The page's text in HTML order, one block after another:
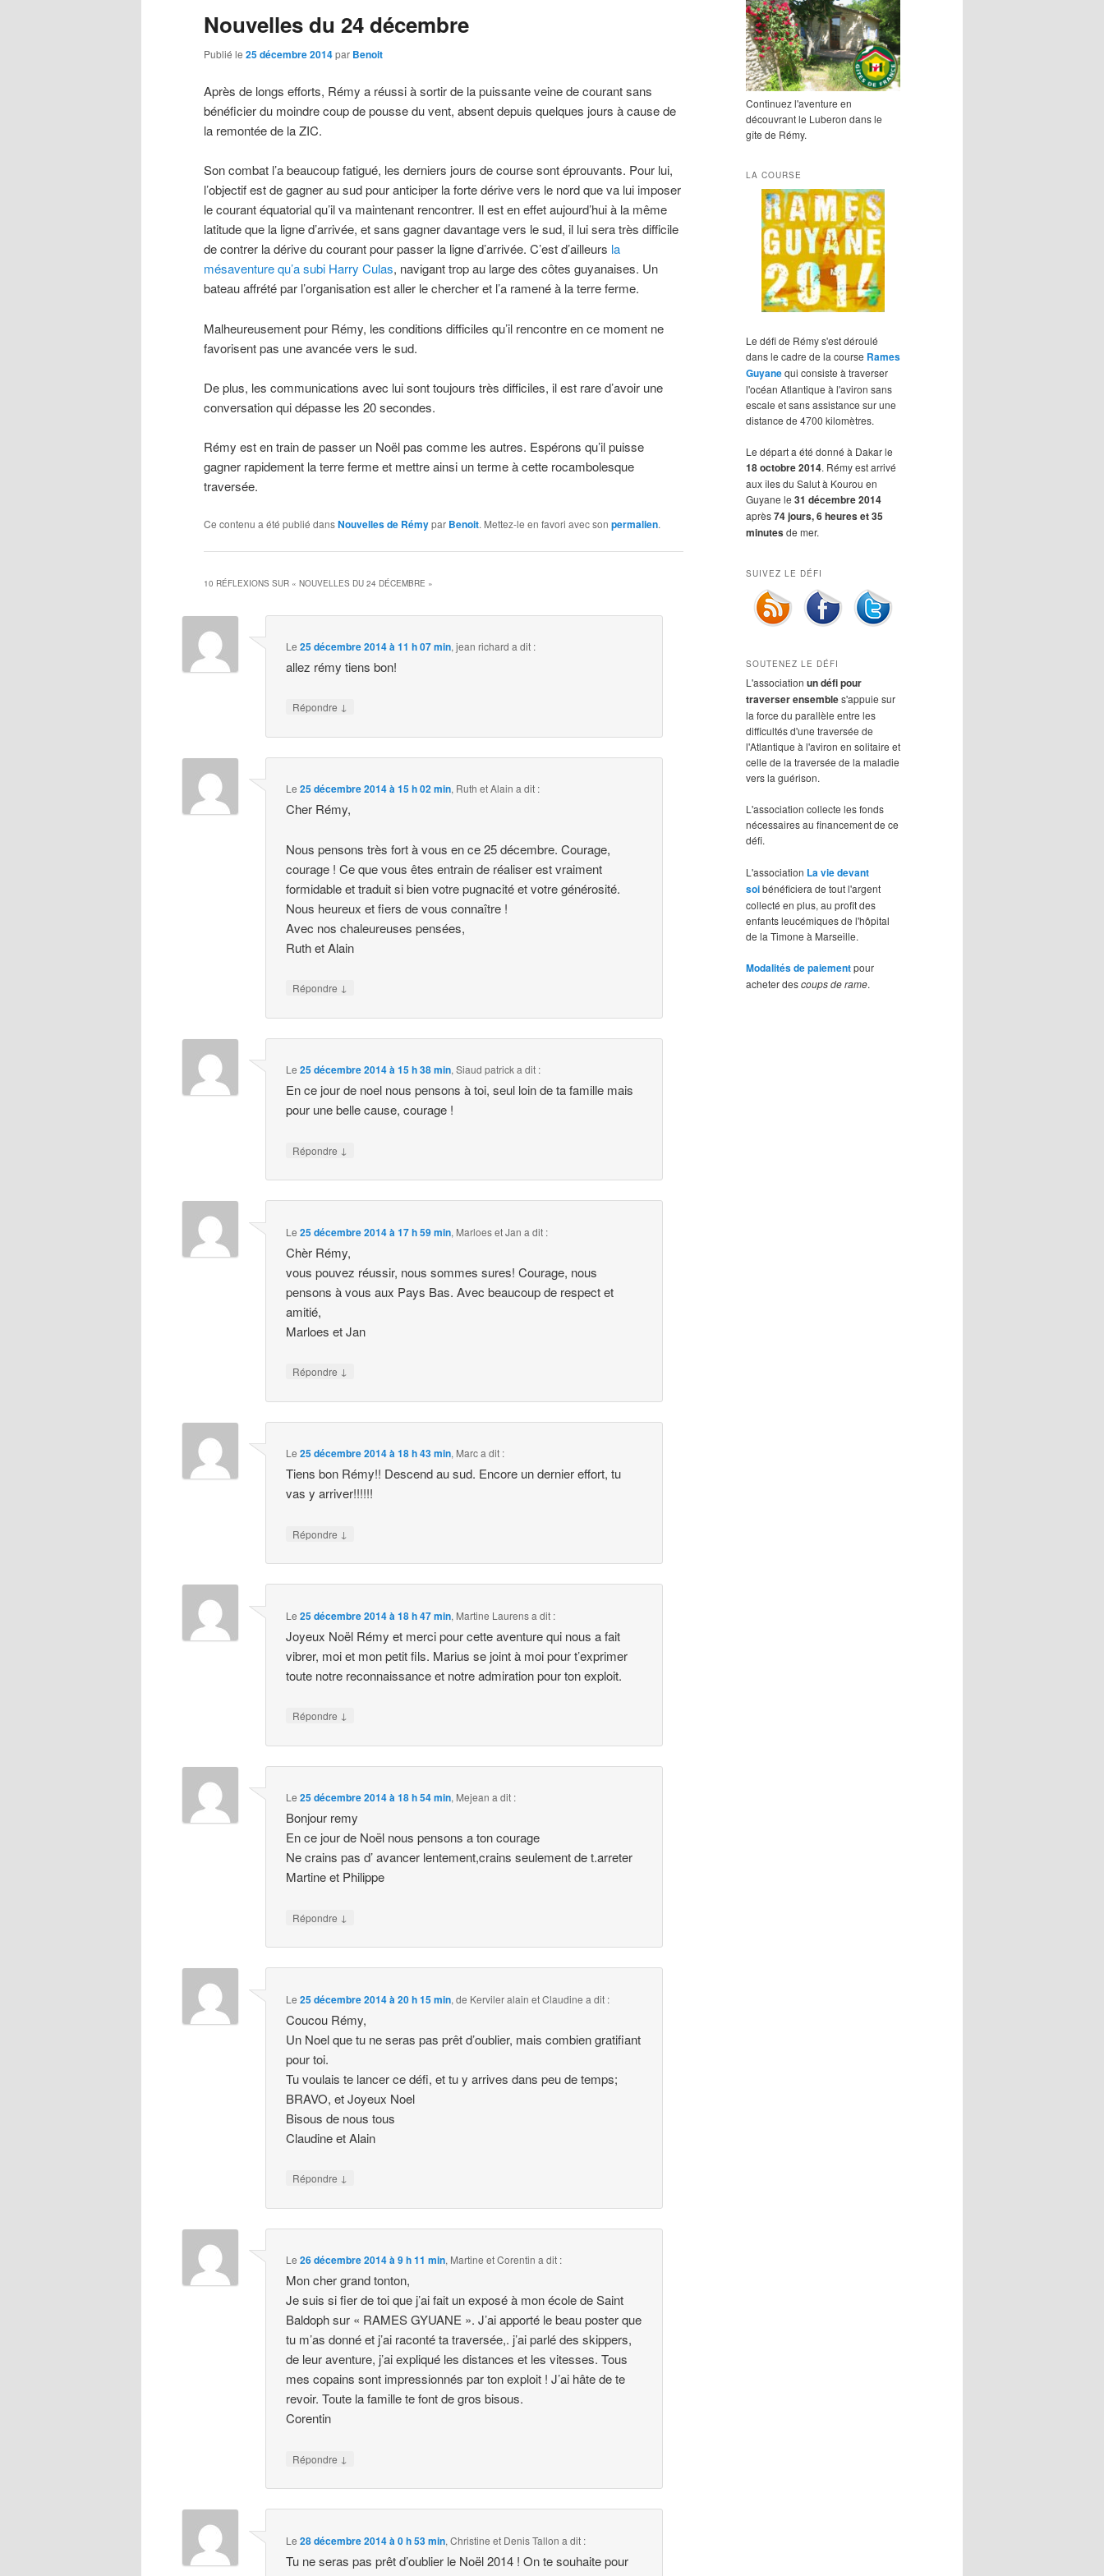
principal
secondaire
Nouvelles du 24 décembre
Publié le 25 décembre 2014par Benoit
Après de longs efforts, Rémy a réussi à sortir de la puissante veine de courant sans
bénéficier du moindre coup de pousse du vent, absent depuis quelques jours à cause de
la remontée de la ZIC.
Son combat l’a beaucoup fatigué, les derniers jours de course sont éprouvants. Pour lui,
l’objectif est de gagner au sud pour anticiper la forte dérive vers le nord que va lui imposer
le courant équatorial qu’il va maintenant rencontrer. Il est en effet aujourd’hui à la même
latitude que la ligne d’arrivée, et sans gagner davantage vers le sud, il lui sera très difficile
de contrer la dérive du courant pour passer la ligne d’arrivée. C’est d’ailleurs la
mésaventure qu’a subi Harry Culas, navigant trop au large des côtes guyanaises. Un
bateau affrété par l’organisation est aller le chercher et l’a ramené à la terre ferme.
Malheureusement pour Rémy, les conditions difficiles qu’il rencontre en ce moment ne
favorisent pas une avancée vers le sud.
De plus, les communications avec lui sont toujours très difficiles, il est rare d’avoir une
conversation qui dépasse les 20 secondes.
Rémy est en train de passer un Noël pas comme les autres. Espérons qu’il puisse
gagner rapidement la terre ferme et mettre ainsi un terme à cette rocambolesque
traversée.
Ce contenu a été publié dansNouvelles de Rémypar Benoit. Mettez-le en favori avec son permalien.
10 RÉFLEXIONS SUR « NOUVELLES DU 24 DÉCEMBRE »
Le25 décembre 2014 à 11 h 07 min,jean richard a dit :
allez rémy tiens bon!
Répondre ↓
Le25 décembre 2014 à 15 h 02 min, Ruth et Alain a dit :
Cher Rémy,
Nous pensons très fort à vous en ce 25 décembre. Courage,
courage ! Ce que vous êtes entrain de réaliser est vraiment
formidable et traduit si bien votre pugnacité et votre générosité.
Nous heureux et fiers de vous connaître !
Avec nos chaleureuses pensées,
Ruth et Alain
Répondre ↓
Le25 décembre 2014 à 15 h 38 min,Siaud patricka dit :
En ce jour de noel nous pensons à toi, seul loin de ta famille mais
pour une belle cause, courage !
Répondre ↓
Le25 décembre 2014 à 17 h 59 min, Marloes et Jan a dit :
Chèr Rémy,
vous pouvez réussir, nous sommes sures! Courage, nous
pensons à vous aux Pays Bas. Avec beaucoup de respect et
amitié,
Marloes et Jan
Répondre ↓
Le25 décembre 2014 à 18 h 43 min, Marca dit :
Tiens bon Rémy!! Descend au sud. Encore un dernier effort, tu
vas y arriver!!!!!!
Répondre ↓
Le25 décembre 2014 à 18 h 47 min, Martine Laurensa dit :
Joyeux Noël Rémy et merci pour cette aventure qui nous a fait
vibrer, moi et mon petit fils. Marius se joint à moi pour t’exprimer
toute notre reconnaissance et notre admiration pour ton exploit.
Répondre ↓
Le25 décembre 2014 à 18 h 54 min, Mejean a dit :
Bonjour remy
En ce jour de Noël nous pensons a ton courage
Ne crains pas d’ avancer lentement,crains seulement de t.arreter
Martine et Philippe
Répondre ↓
Le25 décembre 2014 à 20 h 15 min,de Kerviler alain et Claudine a dit :
Coucou Rémy,
Un Noel que tu ne seras pas prêt d’oublier, mais combien gratifiant
pour toi.
Tu voulais te lancer ce défi, et tu y arrives dans peu de temps;
BRAVO, et Joyeux Noel
Bisous de nous tous
Claudine et Alain
Répondre ↓
Le26 décembre 2014 à 9 h 11 min, Martine et Corentin a dit :
Mon cher grand tonton,
Je suis si fier de toi que j’ai fait un exposé à mon école de Saint
Baldoph sur « RAMES GYUANE ». J’ai apporté le beau poster que
tu m’as donné et j’ai raconté ta traversée,. j’ai parlé des skippers,
de leur aventure, j’ai expliqué les distances et les vitesses. Tous
mes copains sont impressionnés par ton exploit ! J’ai hâte de te
revoir. Toute la famille te font de gros bisous.
Corentin
Répondre ↓
Le28 décembre 2014 à 0 h 53 min,Christine et Denis Tallon a dit :
Tu ne seras pas prêt d’oublier le Noël 2014 ! On te souhaite pour
Continuez l'aventure en
découvrant le Luberon dans le
gîte de Rémy.
LA COURSE
Le défi de Rémy s'est déroulé
dans le cadre de la course Rames
Guyanequi consiste à traverser
l'océan Atlantique à l'aviron sans
escale et sans assistance sur une
distance de 4700 kilomètres.
Le départ a été donné à Dakar le
18 octobre 2014. Rémy est arrivé
aux îles du Salut à Kourou en
Guyane le 31 décembre 2014
après74 jours, 6 heures et 35
minutesde mer.
SUIVEZ LE DÉFI
SOUTENEZ LE DÉFI
L'association un défi pour
traverser ensembles'appuie sur
la force du parallèle entre les
difficultés d'une traversée de
l'Atlantique à l'aviron en solitaire et
celle de la traversée de la maladie
vers la guérison.
L'association collecte les fonds
nécessaires au financement de ce
défi.
L'association La vie devant
soibénéficiera de tout l'argent
collecté en plus, au profit des
enfants leucémiques de l'hôpital
de la Timone à Marseille.
Modalités de paiementpour
acheter descoups de rame.